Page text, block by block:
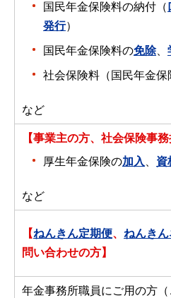
国民年金保険料の納付（
発行）
国民年金保険料の免除、
社会保険料（国民年金保
など
【事業主の方、社会保険事務
厚生年金保険の加入、 資
など
【ねんきん定期便、 ねんきん
問い合わせの方】
年金事務所職員にご用の方